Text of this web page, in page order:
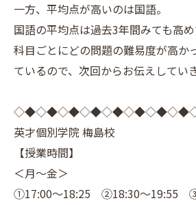
一方、平均点が高いのは国語。
国語の平均点は過去3年間みても高め
科目ごとにどの問題の難易度が高か
ているので、次回からお伝えしてい
英才個別学院 梅島校
【授業時間】
＜月～金＞
①17:00～18:25 ②18:30～19:55